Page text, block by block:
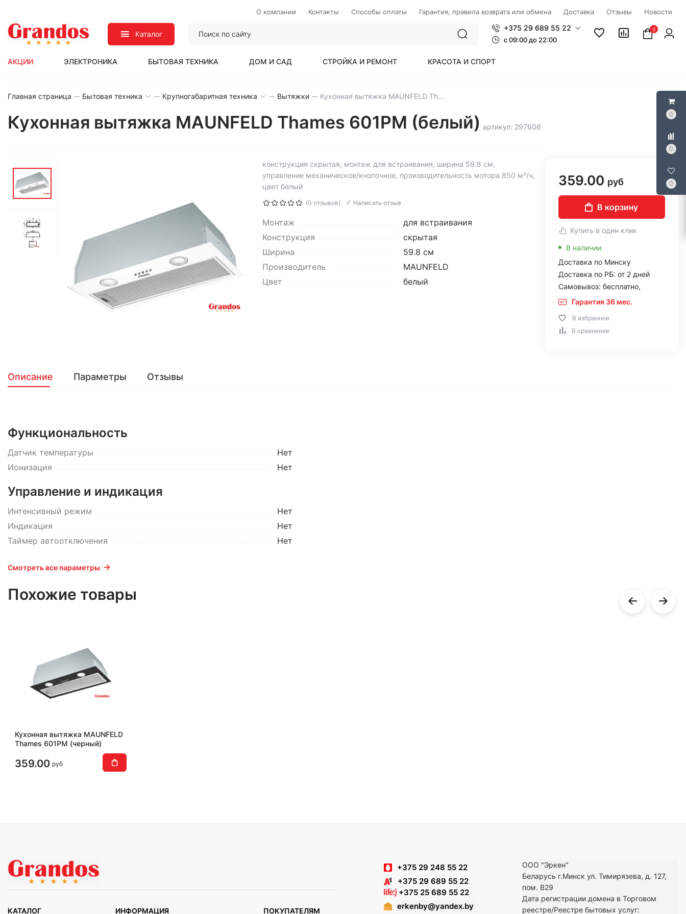
0
0
0
О компании Контакты Способы оплаты Гарантия, правила возврата или обмена Доставка Отзывы Новости
Каталог
+375 29 689 55 22
c 09:00 до 22:00
0
АКЦИИ ЭЛЕКТРОНИКА БЫТОВАЯ ТЕХНИКА ДОМ И САД СТРОЙКА И РЕМОНТ КРАСОТА И СПОРТ
Главная страница Бытовая техника Крупногабаритная техника Вытяжки Кухонная вытяжка MAUNFELD Thames 601PM (белый)
Кухонная вытяжка MAUNFELD Thames 601PM (белый) артикул: 297606
конструкция скрытая, монтаж для встраивания, ширина 59.8 см,
управление механическое/кнопочное, производительность мотора 850 м³/ч,
цвет белый
(0 отзывов) Написать отзыв
Монтаж
для встраивания
Конструкция
скрытая
Ширина
59.8 см
Производитель
MAUNFELD
Цвет
белый
359.00 руб
В корзину
Купить в один клик
В наличии
Доставка по Минску
Доставка по РБ: от 2 дней
Самовывоз: бесплатно,
Гарантия 36 мес.
В избранное
В сравнение
Описание Параметры Отзывы
Функциональность
Датчик температуры
Нет
Ионизация
Нет
Управление и индикация
Интенсивный режим
Нет
Индикация
Нет
Таймер автоотключения
Нет
Смотреть все параметры
Похожие товары
Кухонная вытяжка MAUNFELD
Thames 601PM (черный)
359.00 руб
КАТАЛОГ ИНФОРМАЦИЯ ПОКУПАТЕЛЯМ
+375 29 248 55 22
+375 29 689 55 22
+375 25 689 55 22
erkenby@yandex.by
ООО "Эркен"
Беларусь г.Минск ул. Тимирязева, д. 127,
пом. В29
Дата регистрации домена в Торговом
реестре/Реестре бытовых услуг: